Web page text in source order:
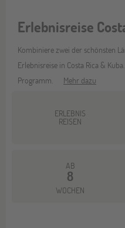
Erlebnisreise
Kombiniere zwei der schönsten
Erlebnisreise in Costa Rica &
Programm.
Mehr dazu
ERLEBNIS
REISEN
AB
8
WOCHEN